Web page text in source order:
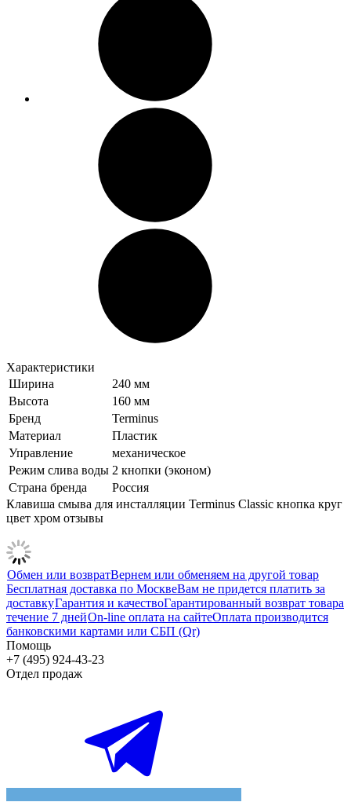
Характеристики
Ширина
240 мм
Высота
160 мм
Бренд
Terminus
Материал
Пластик
Управление
механическое
Режим слива воды 2 кнопки (эконом)
Страна бренда
Россия
Клавиша смыва для инсталляции Terminus Classic кнопка круг
цвет хром отзывы
Обмен или возвратВернем или обменяем на другой товар
Бесплатная доставка по МосквеВам не придется платить за
доставкуГарантия и качествоГарантированный возврат товара
течение 7 днейOn-line оплата на сайтеОплата производится
банковскими картами или СБП (Qr)
Помощь
+7 (495) 924-43-23
Отдел продаж